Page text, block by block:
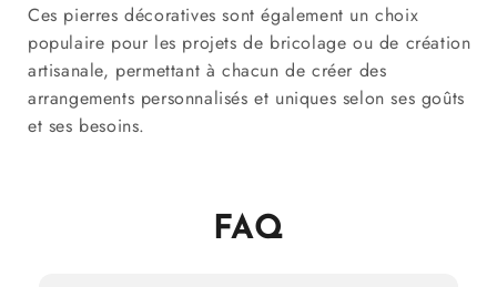
Ces pierres décoratives sont également un choix
populaire pour les projets de bricolage ou de création
artisanale, permettant à chacun de créer des
arrangements personnalisés et uniques selon ses goûts
et ses besoins.
FAQ